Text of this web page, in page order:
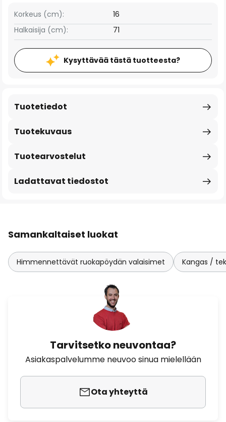
Korkeus (cm):
16
Halkaisija (cm):
71
Kysyttävää tästä tuotteesta?
Tuotekuvaus
Tuotetiedot
Tuotearvostelut
Ladattavat tiedostot
Samankaltaiset luokat
Himmennettävät ruokapöydän valaisimet Kangas /
Tarvitsetko neuvontaa?
Asiakaspalvelumme neuvoo sinua mielellään
Ota yhteyttä